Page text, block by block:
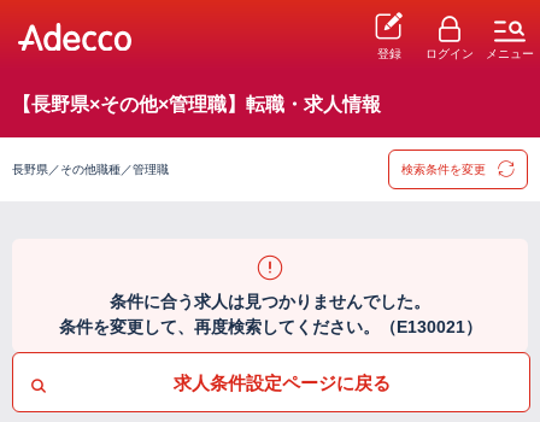
登録 ログイン メニュー
【長野県×その他×管理職】転職・求人情報
長野県／その他職種／管理職 検索条件を変更
条件に合う求人は見つかりませんでした。
条件を変更して、再度検索してください。（E130021）
求人条件設定ページに戻る